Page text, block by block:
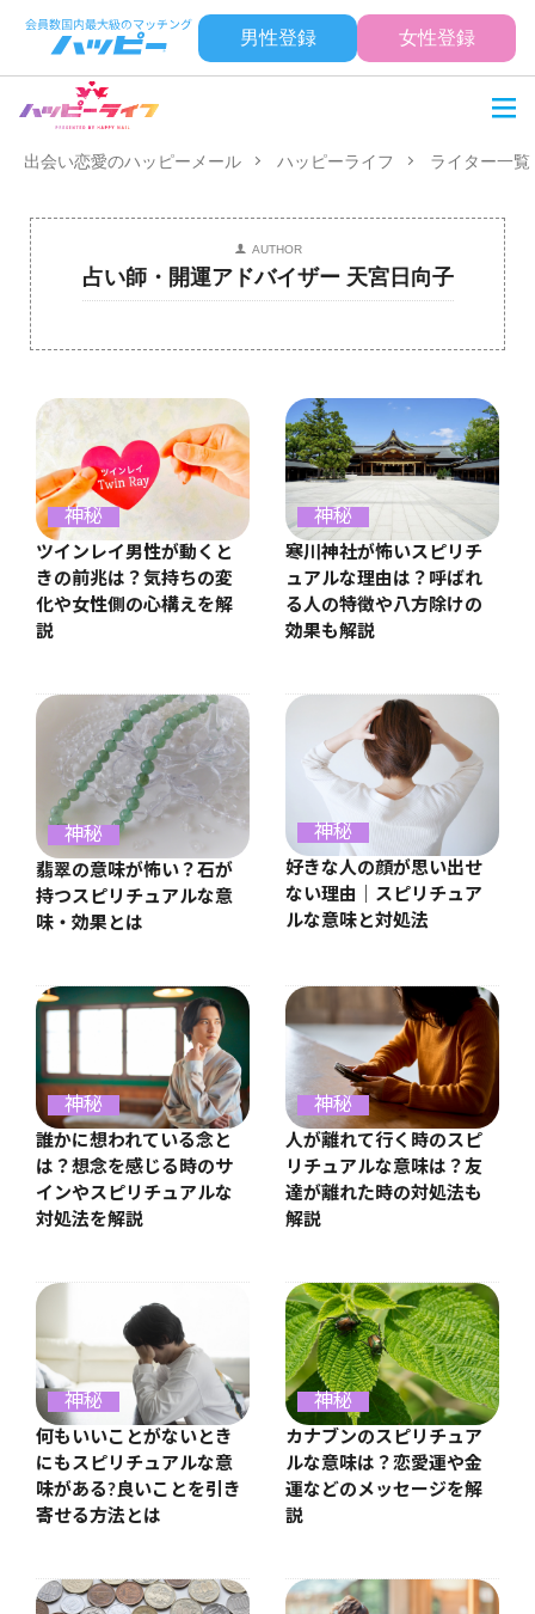
男性登録 女性登録
出会い恋愛のハッピーメール ハッピーライフ ライター一覧
AUTHOR
占い師・開運アドバイザー 天宮日向子
神秘
ツインレイ男性が動くと
きの前兆は？気持ちの変
化や女性側の心構えを解
説
神秘
寒川神社が怖いスピリチ
ュアルな理由は？呼ばれ
る人の特徴や八方除けの
効果も解説
神秘
翡翠の意味が怖い？石が
持つスピリチュアルな意
味・効果とは
神秘
好きな人の顔が思い出せ
ない理由｜スピリチュア
ルな意味と対処法
神秘
誰かに想われている念と
は？想念を感じる時のサ
インやスピリチュアルな
対処法を解説
神秘
人が離れて行く時のスピ
リチュアルな意味は？友
達が離れた時の対処法も
解説
神秘
何もいいことがないとき
にもスピリチュアルな意
味がある?良いことを引き
寄せる方法とは
神秘
カナブンのスピリチュア
ルな意味は？恋愛運や金
運などのメッセージを解
説